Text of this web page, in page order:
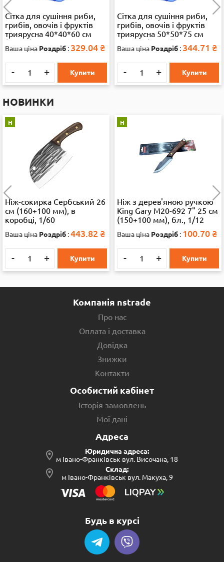
Сітка для сушіння риби,
грибів, овочів і фруктів
триярусна 40*40*60 см
(13286)
Ваша ціна Роздріб : 329.04 ₴
- + Купити
Сітка для сушіння риби,
грибів, овочів і фруктів
триярусна 50*50*75 см
велика (35892)
Ваша ціна Роздріб : 344.71 ₴
- + Купити
НОВИНКИ
Н
Ніж-сокирка Сербський 26
см (160+100 мм), в
коробці, 1/60
Ваша ціна Роздріб :443.82 ₴
- + Купити
Н
Ніж з дерев'яною ручкою
King Gary M20-692 7" 25 см
(150+100 мм), бл., 1/12
Ваша ціна Роздріб : 100.70 ₴
- + Купити
Компанія nstrade
Про нас
Оплата і доставка
Довідка
Знижки
Контакти
Особистий кабінет
Історія замовлень
Мої дані
Адреса
Юридична адреса:
м Івано-Франківськ вул. Височана, 18
Склад:
м Івано-Франківськ вул. Макуха, 9
Будь в курсі